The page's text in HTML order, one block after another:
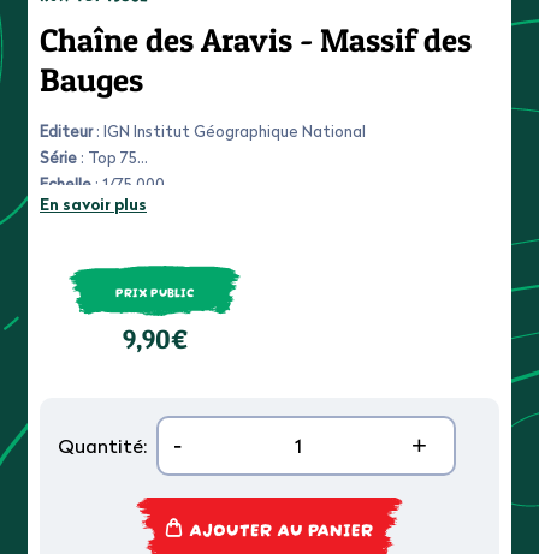
Chaîne des Aravis - Massif des
Bauges
Editeur: IGN Institut Géographique National
Série : Top 75
Echelle : 1/75 000
Date d'édition
En savoir plus
PRIX PUBLIC
9,90€
Quantité: - +
AJOUTER AU PANIER